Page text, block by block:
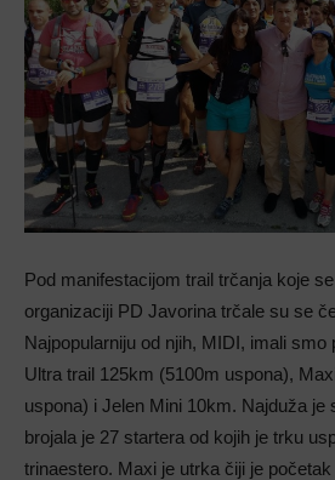
Pod manifestacijom trail trčanja koje
organizaciji PD Javorina trčale su se
Najpopularniju od njih, MIDI, imali smo
Ultra trail 125km (5100m uspona),
uspona) i Jelen Mini 10km. Najduža je
brojala je 27 startera od kojih je trku
trinaestero. Maxi je utrka čiji je